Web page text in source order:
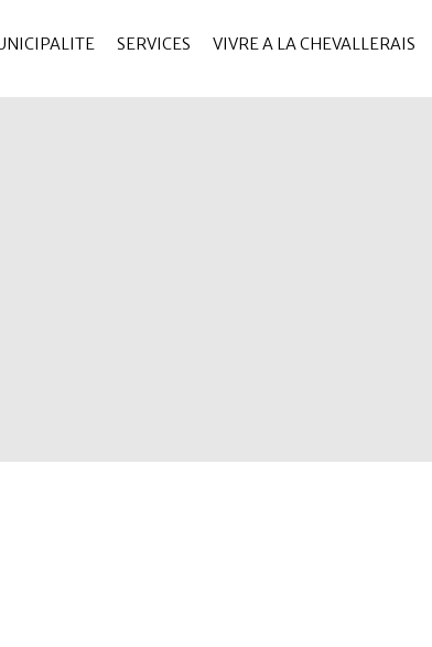
SERVICES VIVRE A LA CHEVALLERAIS